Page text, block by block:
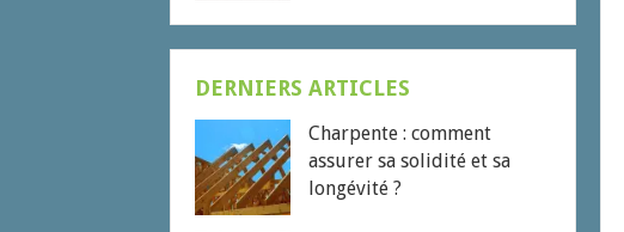
DERNIERS ARTICLES
Charpente : comment
assurer sa solidité et sa
longévité ?